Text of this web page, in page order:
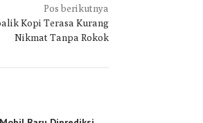
Pos berikutnya
Kopi Terasa Kurang
Nikmat Tanpa Rokok